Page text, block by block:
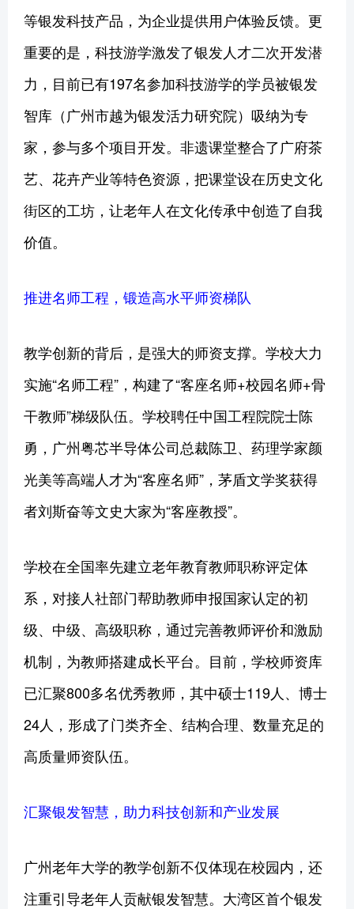
等银发科技产品，为企业提供用户体验反馈。更
重要的是，科技游学激发了银发人才二次开发潜
力，目前已有197名参加科技游学的学员被银发
智库（广州市越为银发活力研究院）吸纳为专
家，参与多个项目开发。非遗课堂整合了广府茶
艺、花卉产业等特色资源，把课堂设在历史文化
街区的工坊，让老年人在文化传承中创造了自我
价值。
推进名师工程，锻造高水平师资梯队
教学创新的背后，是强大的师资支撑。学校大力
实施“名师工程”，构建了“客座名师+校园名师+骨
干教师”梯级队伍。学校聘任中国工程院院士陈
勇，广州粤芯半导体公司总裁陈卫、药理学家颜
光美等高端人才为“客座名师”，茅盾文学奖获得
者刘斯奋等文史大家为“客座教授”。
学校在全国率先建立老年教育教师职称评定体
系，对接人社部门帮助教师申报国家认定的初
级、中级、高级职称，通过完善教师评价和激励
机制，为教师搭建成长平台。目前，学校师资库
已汇聚800多名优秀教师，其中硕士119人、博士
24人，形成了门类齐全、结构合理、数量充足的
高质量师资队伍。
汇聚银发智慧，助力科技创新和产业发展
广州老年大学的教学创新不仅体现在校园内，还
注重引导老年人贡献银发智慧。大湾区首个银发